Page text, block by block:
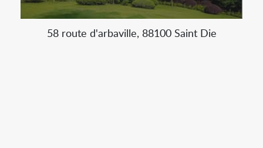
58 route d'arbaville, 88100 Saint Die